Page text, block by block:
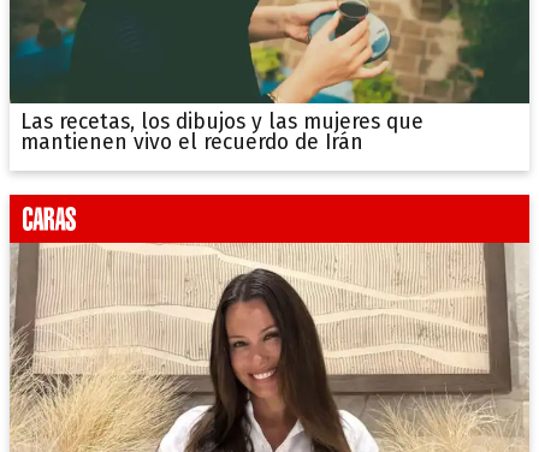
Las recetas, los dibujos y las mujeres que
mantienen vivo el recuerdo de Irán